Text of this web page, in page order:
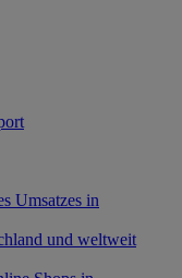
Umsatzes in
und weltweit